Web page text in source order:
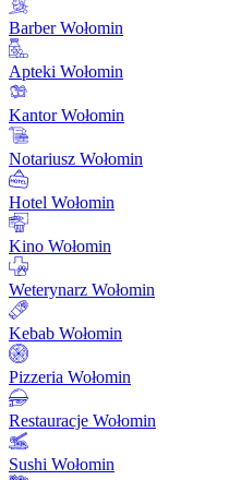
Barber Wołomin
Apteki Wołomin
Kantor Wołomin
Notariusz Wołomin
Hotel Wołomin
Kino Wołomin
Weterynarz Wołomin
Kebab Wołomin
Pizzeria Wołomin
Restauracje Wołomin
Sushi Wołomin